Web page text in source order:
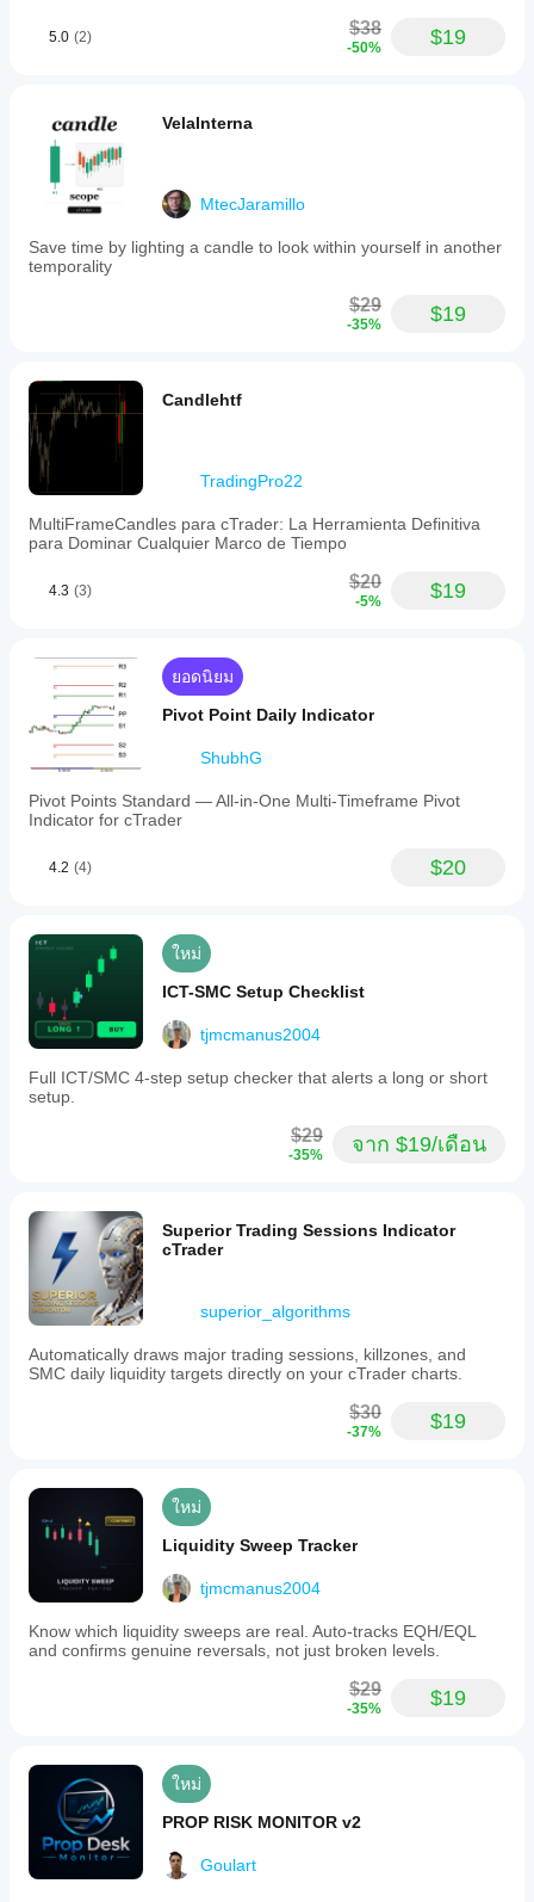
5.0 (2) $38
-50% $19
VelaInterna
MtecJaramillo
Save time by lighting a candle to look within yourself in another
temporality
$29
-35% $19
Candlehtf
TradingPro22
MultiFrameCandles para cTrader: La Herramienta Definitiva
para Dominar Cualquier Marco de Tiempo
4.3 (3) $20
-5% $19
ยอดนิยม
Pivot Point Daily Indicator
ShubhG
Pivot Points Standard — All-in-One Multi-Timeframe Pivot
Indicator for cTrader
4.2 (4) $20
ใหม่
ICT-SMC Setup Checklist
tjmcmanus2004
Full ICT/SMC 4-step setup checker that alerts a long or short
setup.
$29
-35% จาก $19/เดือน
Superior Trading Sessions Indicator
cTrader
superior_algorithms
Automatically draws major trading sessions, killzones, and
SMC daily liquidity targets directly on your cTrader charts.
$30
-37% $19
ใหม่
Liquidity Sweep Tracker
tjmcmanus2004
Know which liquidity sweeps are real. Auto-tracks EQH/EQL
and confirms genuine reversals, not just broken levels.
$29
-35% $19
ใหม่
PROP RISK MONITOR v2
Goulart